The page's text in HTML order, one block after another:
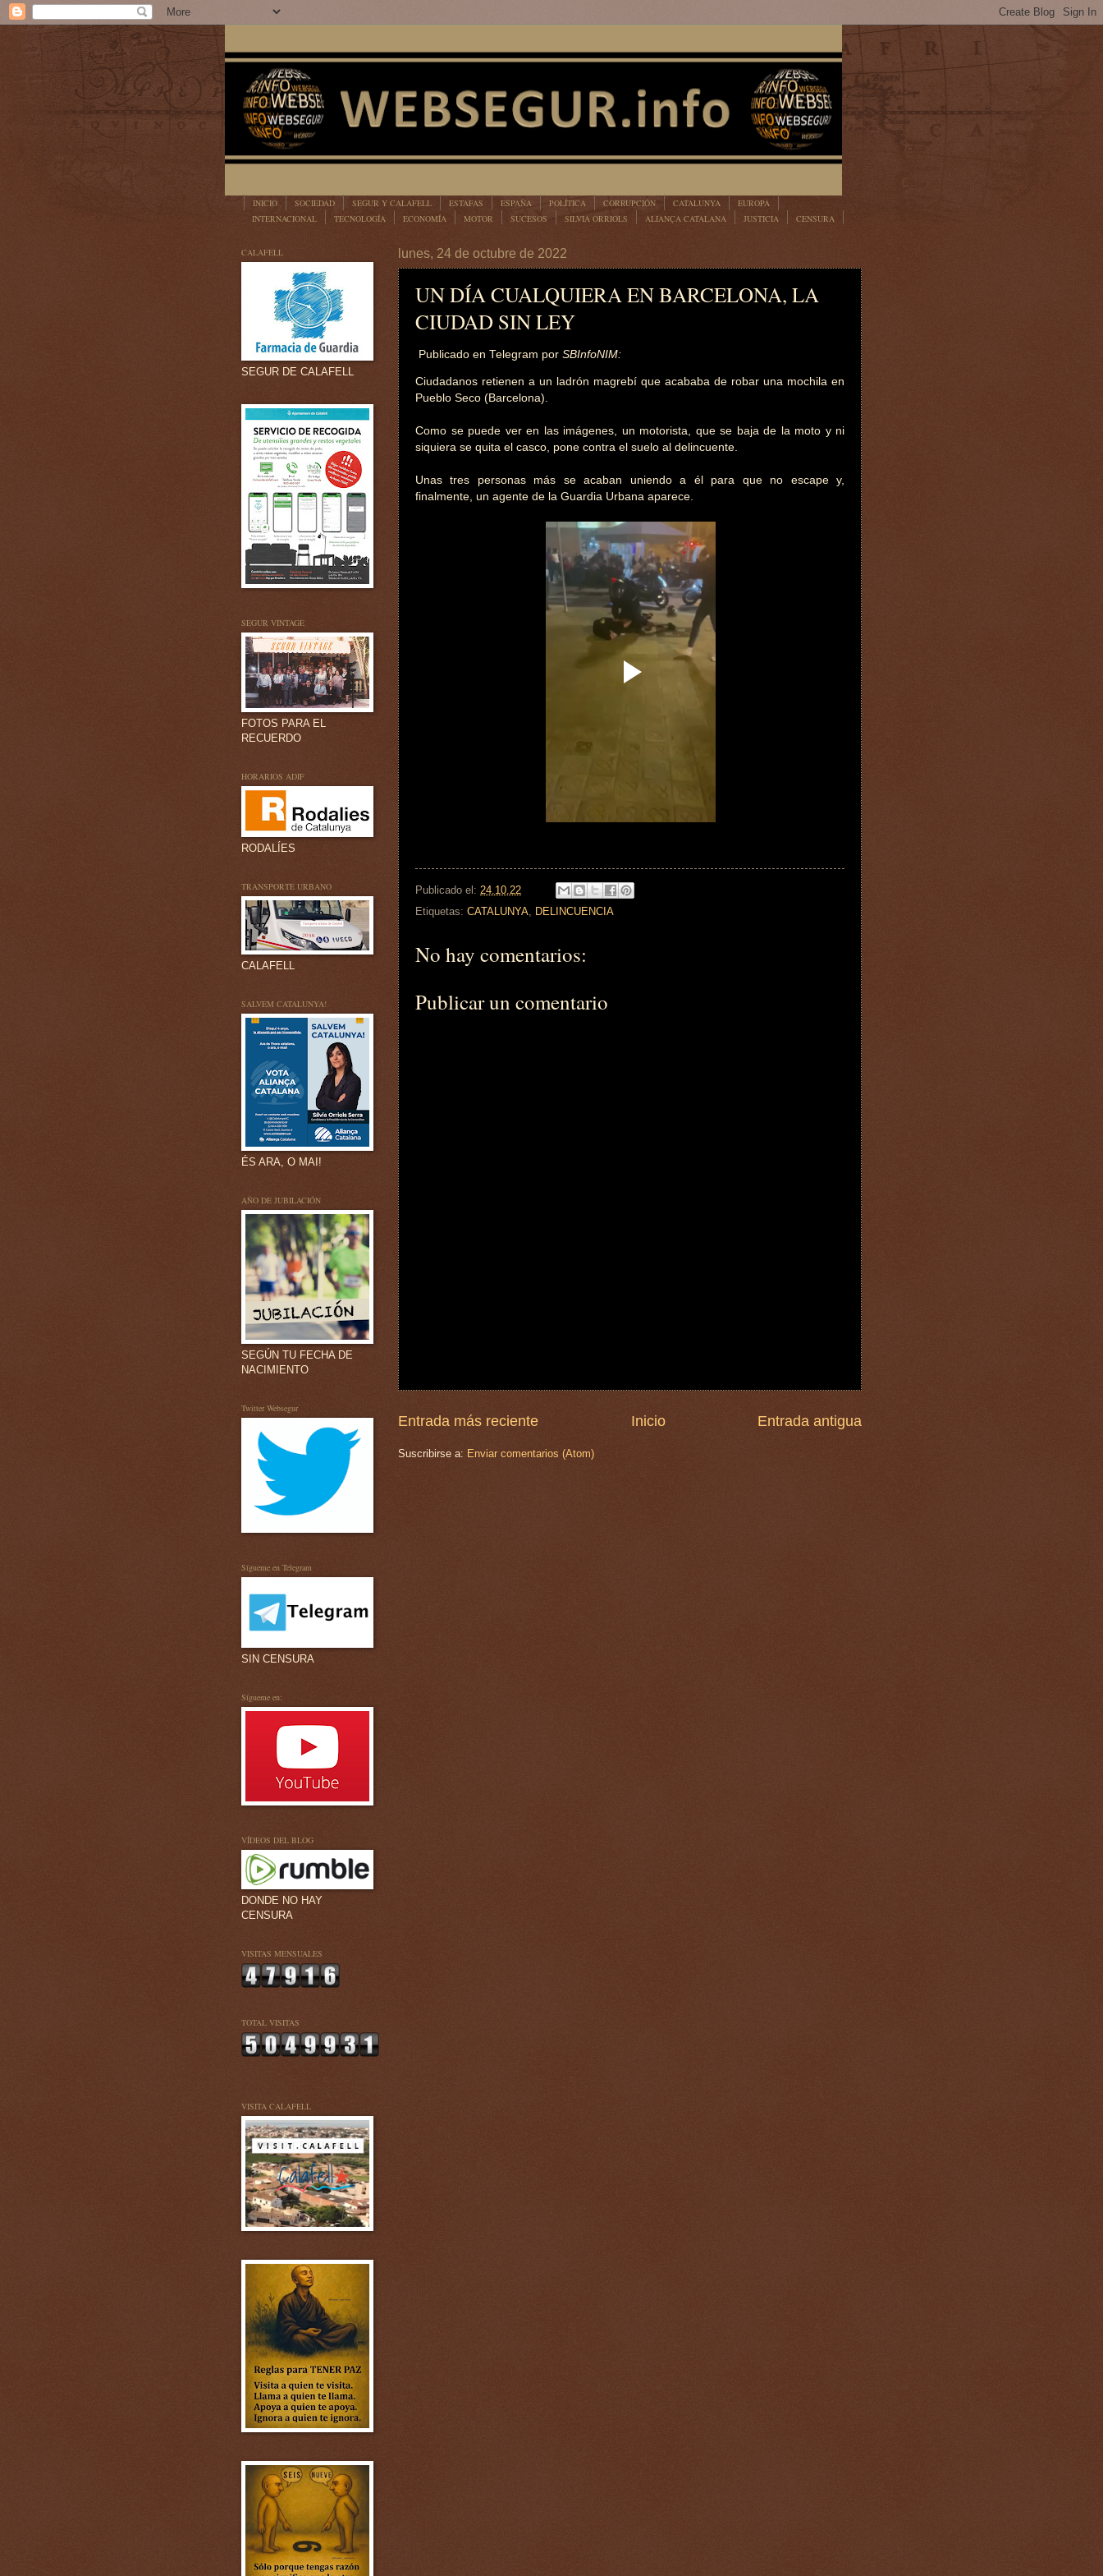
INICIO SOCIEDAD SEGUR Y CALAFELL ESTAFAS ESPAÑA POLÍTICA CORRUPCIÓN CATALUNYA
EUROPA
INTERNACIONAL
TECNOLOGÍA ECONOMÍA MOTOR SUCESOS SILVIA ORRIOLS ALIANÇA CATALANA JUSTICIA
CENSURA
lunes, 24 de octubre de 2022
UN DÍA CUALQUIERA EN BARCELONA, LA
CIUDAD SIN LEY
Publicado en Telegram por SBInfoNIM:
Ciudadanos retienen a un ladrón magrebí que acababa de robar una mochila en
Pueblo Seco (Barcelona).
Como se puede ver en las imágenes, un motorista, que se baja de la moto y ni
siquiera se quita el casco, pone contra el suelo al delincuente.
Unas tres personas más se acaban uniendo a él para que no escape y,
finalmente, un agente de la Guardia Urbana aparece.
Publicado el: 24.10.22
Etiquetas: CATALUNYA, DELINCUENCIA
No hay comentarios:
Publicar un comentario
Entrada más reciente Entrada antigua
Inicio
Suscribirse a: Enviar comentarios (Atom)
CALAFELL
SEGUR DE CALAFELL
SEGUR VINTAGE
FOTOS PARA EL
RECUERDO
HORARIOS ADIF
RODALÍES
TRANSPORTE URBANO
CALAFELL
SALVEM CATALUNYA!
ÉS ARA, O MAI!
AÑO DE JUBILACIÓN
SEGÚN TU FECHA DE
NACIMIENTO
Twitter Websegur
Sígueme en Telegram
SIN CENSURA
Sígueme en:
VÍDEOS DEL BLOG
DONDE NO HAY
CENSURA
VISITAS MENSUALES
TOTAL VISITAS
VISITA CALAFELL